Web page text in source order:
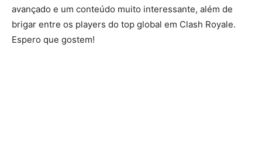
avançado e um conteúdo muito interessante, além de
brigar entre os players do top global em Clash Royale.
Espero que gostem!